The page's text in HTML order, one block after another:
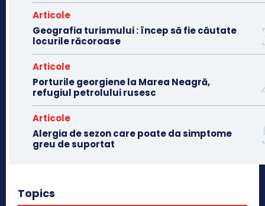
Articole
Geografia turismului : încep să fie căutate
locurile răcoroase
Articole
Porturile georgiene la Marea Neagră,
refugiul petrolului rusesc
Articole
Alergia de sezon care poate da simptome
greu de suportat
Topics